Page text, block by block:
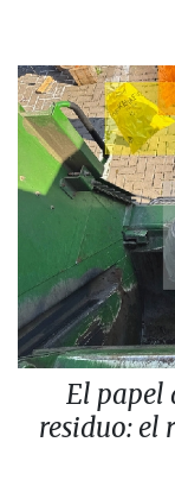
El papel
residuo: el